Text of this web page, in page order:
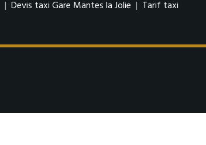
| Devis taxi Gare Mantes la Jolie | Tarif taxi